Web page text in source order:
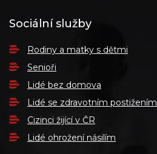
Sociální služby
Rodiny a matky s dětmi
Senioři
Lidé bez domova
Lidé se zdravotním postižením
Cizinci žijící v ČR
Lidé ohrožení násilím